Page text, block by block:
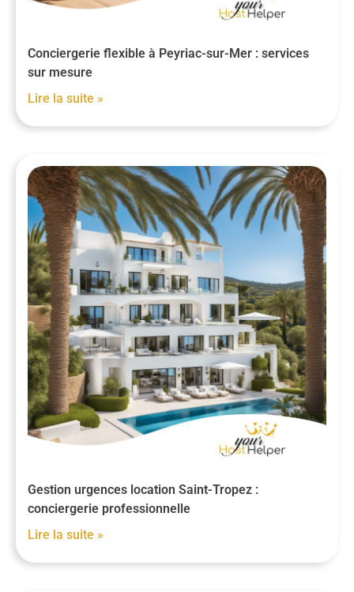
Conciergerie flexible à Peyriac-sur-Mer : services
sur mesure
Lire la suite »
Gestion urgences location Saint-Tropez :
conciergerie professionnelle
Lire la suite »